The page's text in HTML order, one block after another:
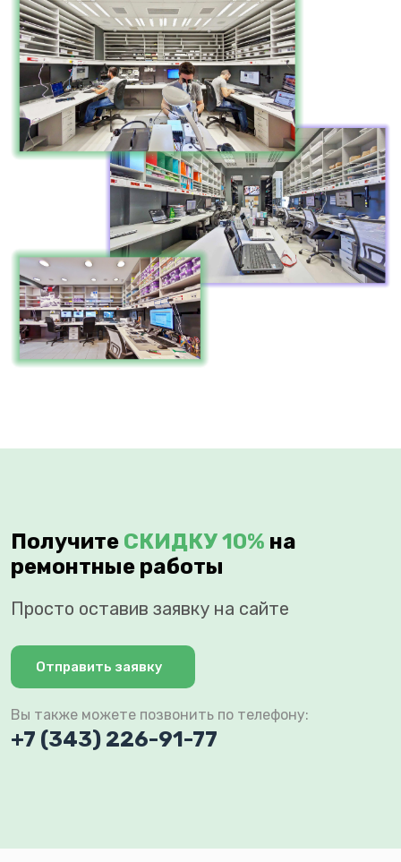
Получите СКИДКУ 10% на
ремонтные работы
Просто оставив заявку на сайте
Отправить заявку
Вы также можете позвонить по телефону:
+7 (343) 226-91-77